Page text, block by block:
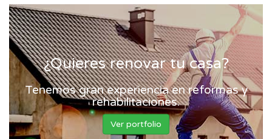
¿Quieres renovar tu casa?
Tenemos gran experiencia en reformas y
rehabilitaciones.
Ver portfolio